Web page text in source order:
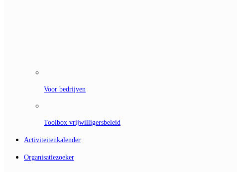
Voor bedrijven
Toolbox vrijwilligersbeleid
Activiteitenkalender
Organisatiezoeker